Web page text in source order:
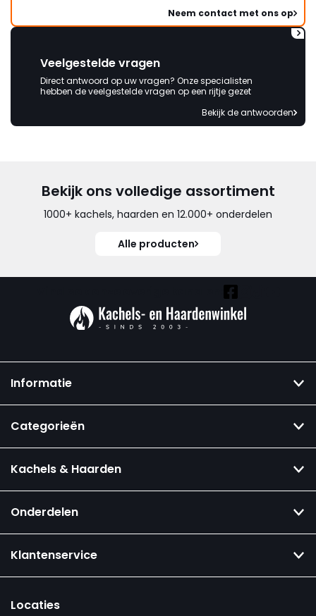
Neem contact met ons op
Veelgestelde vragen
Direct antwoord op uw vragen? Onze specialisten
hebben de veelgestelde vragen op een rijtje gezet
Bekijk de antwoorden
Bekijk ons volledige assortiment
1000+ kachels, haarden en 12.000+ onderdelen
Alle producten
Informatie
Categorieën
Kachels & Haarden
Onderdelen
Klantenservice
Locaties